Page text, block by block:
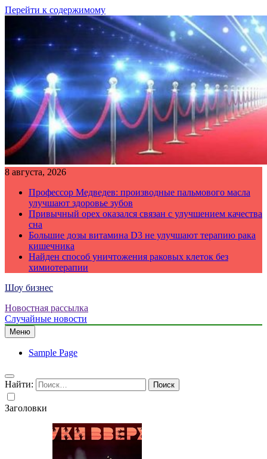
Перейти к содержимому
8 августа, 2026
Профессор Медведев: производные пальмового масла
улучшают здоровье зубов
Привычный орех оказался связан с улучшением качества
сна
Большие дозы витамина D3 не улучшают терапию рака
кишечника
Найден способ уничтожения раковых клеток без
химиотерапии
Шоу бизнес
Новостная рассылка
Случайные новости
Меню
Sample Page
Найти:
Заголовки